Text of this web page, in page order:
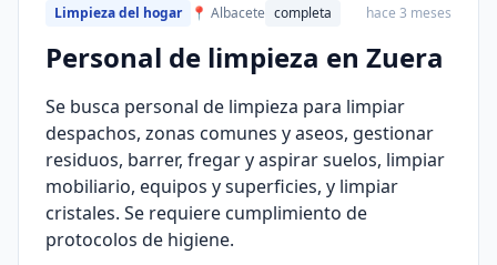
Limpieza del hogar 📍 Albacete completa hace 3 meses
Personal de limpieza en Zuera
Se busca personal de limpieza para limpiar
despachos, zonas comunes y aseos, gestionar
residuos, barrer, fregar y aspirar suelos, limpiar
mobiliario, equipos y superficies, y limpiar
cristales. Se requiere cumplimiento de
protocolos de higiene.